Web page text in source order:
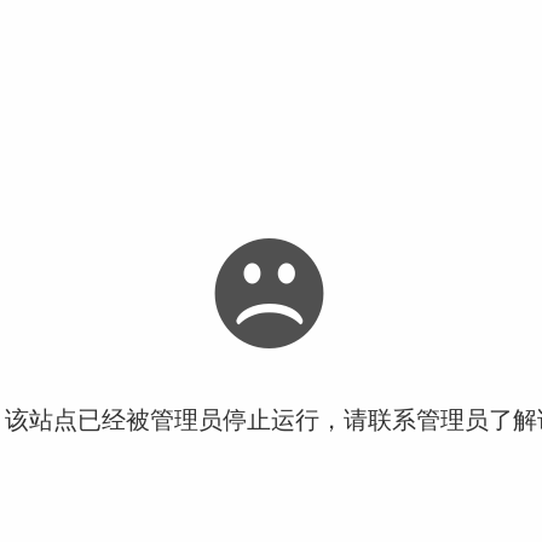
站点已经被管理员停止运行，请联系管理员了